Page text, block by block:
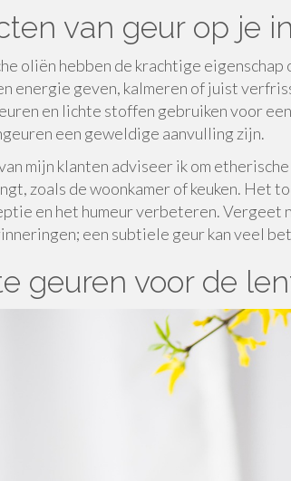
van geur op je
oliën hebben de krachtige
energie geven, kalmeren of juist
en lichte stoffen gebruiken voor
een geweldige aanvulling zijn.
mijn klanten adviseer ik om
zoals de woonkamer of keuken. Het
en het humeur verbeteren. Vergeet
een subtiele geur kan veel
geuren voor de